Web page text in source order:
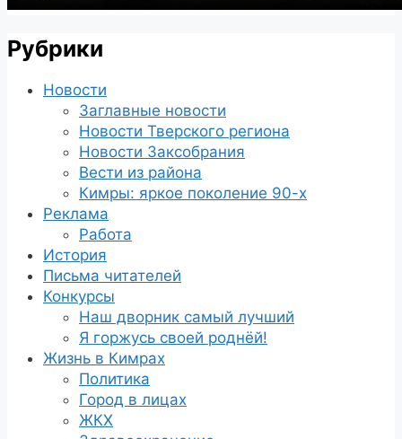
Рубрики
Новости
Заглавные новости
Новости Тверского региона
Новости Заксобрания
Вести из района
Кимры: яркое поколение 90-х
Реклама
Работа
История
Письма читателей
Конкурсы
Наш дворник самый лучший
Я горжусь своей роднёй!
Жизнь в Кимрах
Политика
Город в лицах
ЖКХ